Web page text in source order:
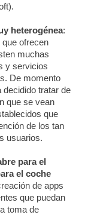
heterogénea:
ofrecen
muchas
y servicios
De momento
decidido tratar de
que se vean
que
de los tan
usuarios.
para el
el coche
de apps
que puedan
toma de